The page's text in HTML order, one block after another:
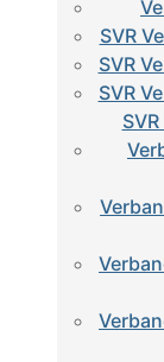
SVR
SVR
SVR